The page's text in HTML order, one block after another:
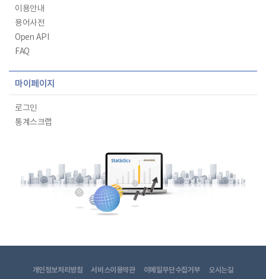
이용안내
용어사전
Open API
FAQ
마이페이지
로그인
통계스크랩
개인정보처리방침 서비스이용약관 이메일무단수집거부 오시는길